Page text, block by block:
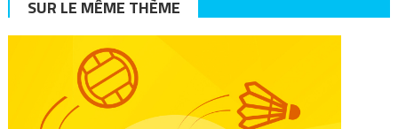
SUR LE MÊME THÈME